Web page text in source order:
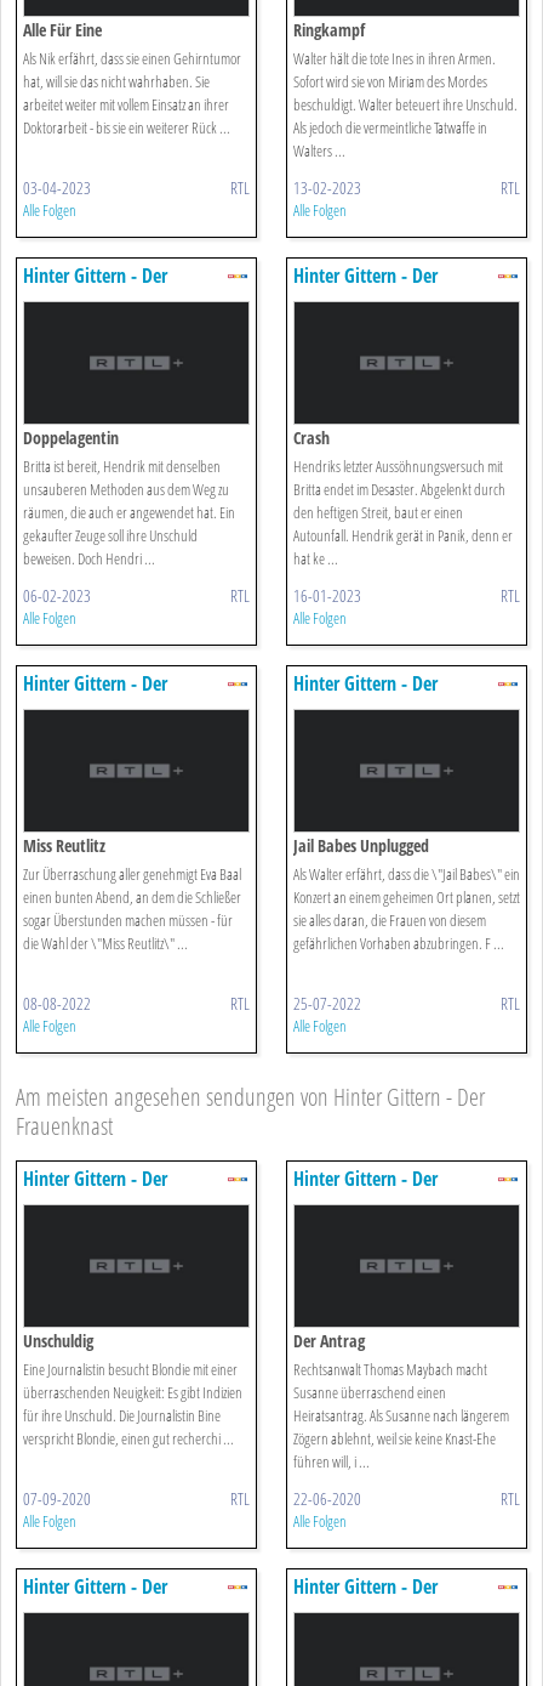
Alle Für Eine
Als Nik erfährt, dass sie einen Gehirntumor
hat, will sie das nicht wahrhaben. Sie
arbeitet weiter mit vollem Einsatz an ihrer
Doktorarbeit - bis sie ein weiterer Rück ...
03-04-2023 RTL
Alle Folgen
Ringkampf
Walter hält die tote Ines in ihren Armen.
Sofort wird sie von Miriam des Mordes
beschuldigt. Walter beteuert ihre Unschuld.
Als jedoch die vermeintliche Tatwaffe in
Walters ...
13-02-2023 RTL
Alle Folgen
Hinter Gittern - Der
Frauenknast
Doppelagentin
Britta ist bereit, Hendrik mit denselben
unsauberen Methoden aus dem Weg zu
räumen, die auch er angewendet hat. Ein
gekaufter Zeuge soll ihre Unschuld
beweisen. Doch Hendri ...
06-02-2023 RTL
Alle Folgen
Hinter Gittern - Der
Frauenknast
Crash
Hendriks letzter Aussöhnungsversuch mit
Britta endet im Desaster. Abgelenkt durch
den heftigen Streit, baut er einen
Autounfall. Hendrik gerät in Panik, denn er
hat ke ...
16-01-2023 RTL
Alle Folgen
Hinter Gittern - Der
Frauenknast
Miss Reutlitz
Zur Überraschung aller genehmigt Eva Baal
einen bunten Abend, an dem die Schließer
sogar Überstunden machen müssen - für
die Wahl der \"Miss Reutlitz\" ...
08-08-2022 RTL
Alle Folgen
Hinter Gittern - Der
Frauenknast
Jail Babes Unplugged
Als Walter erfährt, dass die \"Jail Babes\" ein
Konzert an einem geheimen Ort planen, setzt
sie alles daran, die Frauen von diesem
gefährlichen Vorhaben abzubringen. F ...
25-07-2022 RTL
Alle Folgen
Am meisten angesehen sendungen von Hinter Gittern - Der
Frauenknast
Hinter Gittern - Der
Frauenknast
Unschuldig
Eine Journalistin besucht Blondie mit einer
überraschenden Neuigkeit: Es gibt Indizien
für ihre Unschuld. Die Journalistin Bine
verspricht Blondie, einen gut recherchi ...
07-09-2020 RTL
Alle Folgen
Hinter Gittern - Der
Frauenknast
Der Antrag
Rechtsanwalt Thomas Maybach macht
Susanne überraschend einen
Heiratsantrag. Als Susanne nach längerem
Zögern ablehnt, weil sie keine Knast-Ehe
führen will, i ...
22-06-2020 RTL
Alle Folgen
Hinter Gittern - Der
Frauenknast
Hinter Gittern - Der
Frauenknast